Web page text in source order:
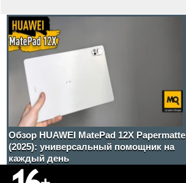
Обзор HUAWEI MatePad 12X Papermatte
(2025): универсальный помощник на
каждый день